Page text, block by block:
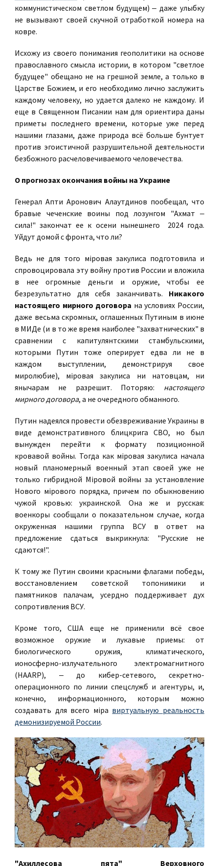
коммунистическом светлом будущем) ‒ даже улыбку
не вызывают своей скучной отработкой номера на
ковре.
Исхожу из своего понимания геополитики на основе
православного смысла истории, в котором "светлое
будущее" обещано не на грешной земле, а только в
Царстве Божием, и его необходимо лично заслужить
каждому человеку, но удается далеко не каждому. И
еще в Священном Писании нам для ориентира даны
приметы последнего времени, которые уже перед
нашими глазами, даже природа всё больше бунтует
против эгоистичной разрушительной деятельности
безбожного расчеловечиваемого человечества.
О прогнозах окончания войны на Украине
Генерал Апти Аронович Алаутдинов пообещал, что
бравые чеченские воины под лозунгом "Ахмат ‒
сила!" закончат ее к осени нынешнего 2024 года.
Уйдут домой с фронта, что ли?
Ведь не для того мiровая закулиса подготовила и
спровоцировала эту войну против России и вложила
в нее огромные деньги и оружие, чтобы ее
безрезультатно для себя заканчивать. Никакого
настоящего мирного договора на условиях России,
даже весьма скромных, оглашенных Путиным в июне
в МИДе (и в то же время наиболее "захватнических" в
сравнении с капитулянтскими стамбульскими,
которыми Путин тоже оперирует едва ли не в
каждом выступлении, демонстрируя свое
миролюбие), мiровая закулиса ни натовцам, ни
янычарам не разрешит. Поторяю: настоящего
мирного договора, а не очередного обманного.
Путин надеялся провести обезвреживание Украины в
виде демонстративного блицкрига СВО, но был
вынужден перейти к формату позиционной
кровавой войны. Тогда как мiровая закулиса начала
новый планомерный военный этап своей уже не
только гибридной Мiровой войны за установление
Нового мiрового порядка, причем по обыкновению
чужой кровью: украинской. Она же и русская:
военкоры сообщали о показательном случае, когда
окруженная нашими группа ВСУ в ответ на
предложение сдаться выкрикнула: "Русские не
сдаются!".
К тому же Путин своими красными флагами победы,
восстановлением советской топонимики и
памятников палачам, усердно поддерживает дух
сопротивления ВСУ.
Кроме того, США еще не применили всё свое
возможное оружие и лукавые приемы: от
биологического оружия, климатического,
ионосферно-излучательного электромагнитного
(HAARP), ‒ до кибер-сетевого, секретно-
операционного по линии спецслужб и агентуры, и,
конечно, информационного, которым можно
создавать для всего мiра виртуальную реальность
демонизируемой России.
"Ахиллесова пята" Верховного